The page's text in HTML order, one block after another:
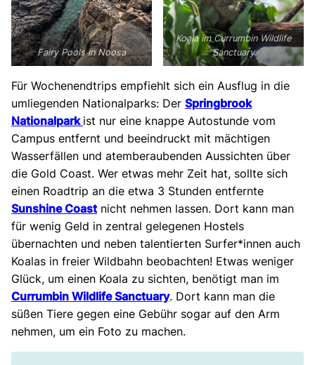
Fairy Pools in Noosa
Koala im Currumbin Wildlife
Sanctuary
Für Wochenendtrips empfiehlt sich ein Ausflug in die
umliegenden Nationalparks: Der Springbrook
Nationalpark ist nur eine knappe Autostunde vom
Campus entfernt und beeindruckt mit mächtigen
Wasserfällen und atemberaubenden Aussichten über
die Gold Coast. Wer etwas mehr Zeit hat, sollte sich
einen Roadtrip an die etwa 3 Stunden entfernte
Sunshine Coastnicht nehmen lassen. Dort kann man
für wenig Geld in zentral gelegenen Hostels
übernachten und neben talentierten Surfer*innen auch
Koalas in freier Wildbahn beobachten! Etwas weniger
Glück, um einen Koala zu sichten, benötigt man im
Currumbin Wildlife Sanctuary. Dort kann man die
süßen Tiere gegen eine Gebühr sogar auf den Arm
nehmen, um ein Foto zu machen.